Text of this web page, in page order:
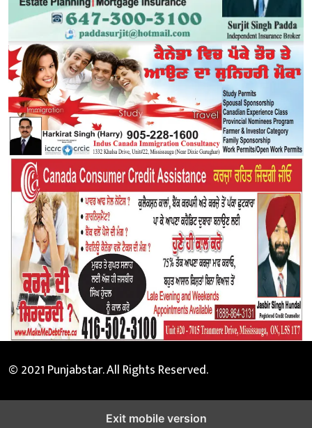
© 2021 Punjabstar. All Rights Reserved.
Exit mobile version